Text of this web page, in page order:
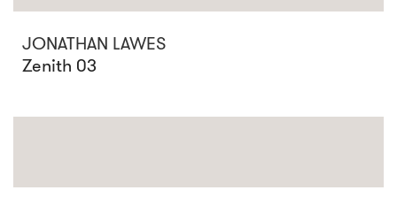
JONATHAN LAWES
Zenith 03